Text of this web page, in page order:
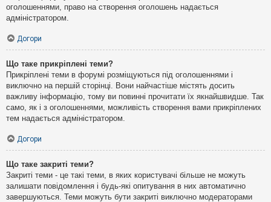
оголошеннями, право на створення оголошень надається
адміністратором.
Догори
Що таке прикріплені теми?
Прикріплені теми в форумі розміщуються під оголошеннями і
виключно на першій сторінці. Вони найчастіше містять досить
важливу інформацію, тому ви повинні прочитати їх якнайшвидше. Так
само, як і з оголошеннями, можливість створення вами прикріплених
тем надається адміністратором.
Догори
Що таке закриті теми?
Закриті теми - це такі теми, в яких користувачі більше не можуть
залишати повідомлення і будь-які опитування в них автоматично
завершуються. Теми можуть бути закриті виключно модераторами